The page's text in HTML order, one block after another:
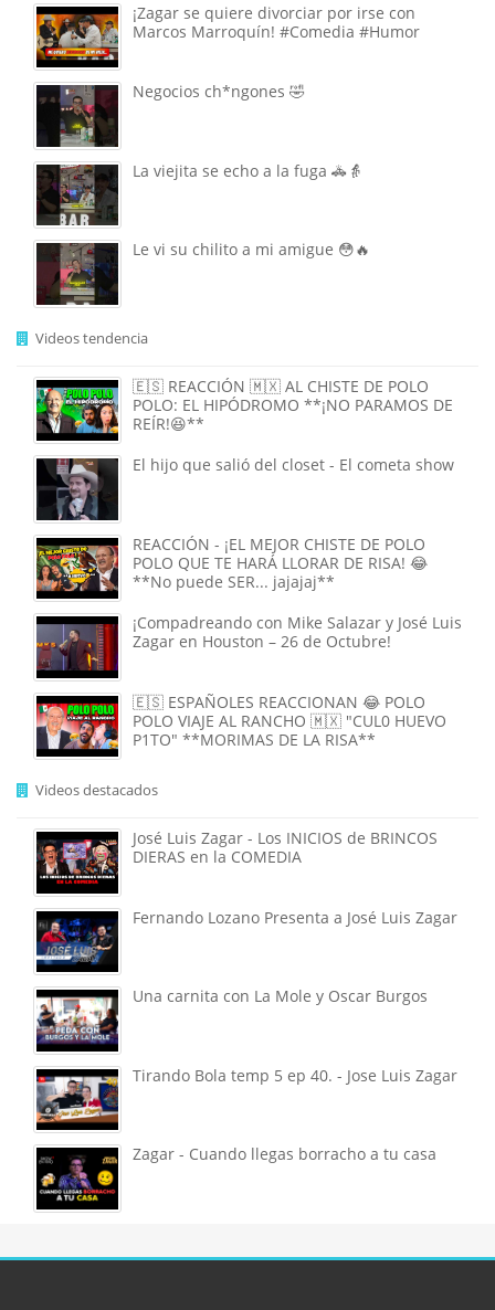
¡Zagar se quiere divorciar por irse con
Marcos Marroquín! #Comedia #Humor
Negocios ch*ngones 🤣
La viejita se echo a la fuga 🚓👵
Le vi su chilito a mi amigue 😳🔥
Videos tendencia
🇪🇸 REACCIÓN 🇲🇽 AL CHISTE DE POLO
POLO: EL HIPÓDROMO **¡NO PARAMOS DE
REÍR!😆**
El hijo que salió del closet - El cometa show
REACCIÓN - ¡EL MEJOR CHISTE DE POLO
POLO QUE TE HARÁ LLORAR DE RISA! 😂
**No puede SER... jajajaj**
¡Compadreando con Mike Salazar y José Luis
Zagar en Houston – 26 de Octubre!
🇪🇸 ESPAÑOLES REACCIONAN 😂 POLO
POLO VIAJE AL RANCHO 🇲🇽 "CUL0 HUEVO
P1TO" **MORIMAS DE LA RISA**
Videos destacados
José Luis Zagar - Los INICIOS de BRINCOS
DIERAS en la COMEDIA
Fernando Lozano Presenta a José Luis Zagar
Una carnita con La Mole y Oscar Burgos
Tirando Bola temp 5 ep 40. - Jose Luis Zagar
Zagar - Cuando llegas borracho a tu casa